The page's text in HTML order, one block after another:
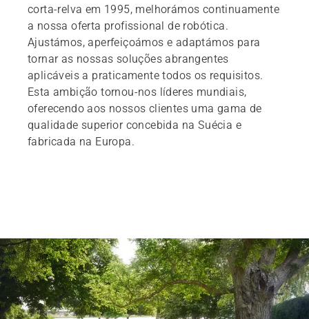
corta-relva em 1995, melhorámos continuamente
a nossa oferta profissional de robótica.
Ajustámos, aperfeiçoámos e adaptámos para
tornar as nossas soluções abrangentes
aplicáveis a praticamente todos os requisitos.
Esta ambição tornou-nos líderes mundiais,
oferecendo aos nossos clientes uma gama de
qualidade superior concebida na Suécia e
fabricada na Europa.